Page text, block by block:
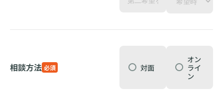
相談方法 必須 対面
オン
ライ
ン